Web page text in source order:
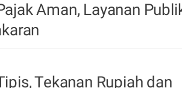
Aman, Layanan
Tekanan Rupiah dan